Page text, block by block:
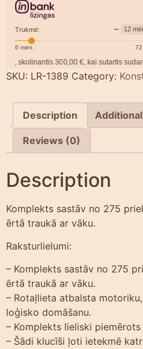
Trukmė: − 12
6 mėn. 72
300,00€, kai sutartis sudaroma
SKU: LR-1389 Category:
Description
Reviews (0)
Description
Komplekts sastāv no 275
ērtā traukā ar vāku.
Raksturlielumi:
– Komplekts sastāv no 275
ērtā traukā ar vāku.
– Rotaļlieta atbalsta
loģisko domāšanu.
– Komplekts lieliski
– Šādi klucīši ļoti ietekmē